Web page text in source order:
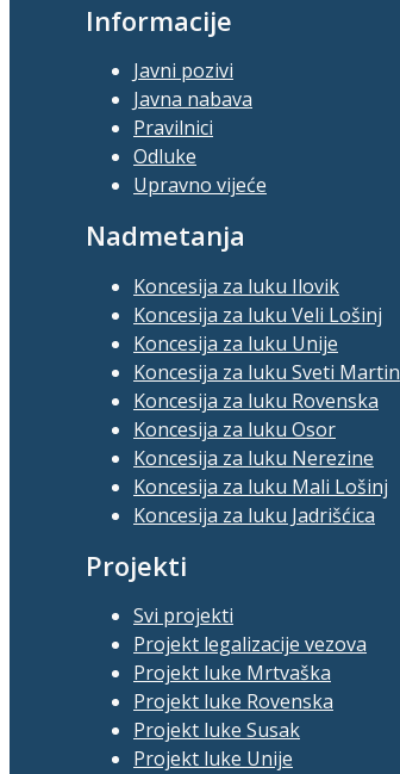
Informacije
Javni pozivi
Javna nabava
Pravilnici
Odluke
Upravno vijeće
Nadmetanja
Koncesija za luku Ilovik
Koncesija za luku Veli Lošinj
Koncesija za luku Unije
Koncesija za luku Sveti Martin
Koncesija za luku Rovenska
Koncesija za luku Osor
Koncesija za luku Nerezine
Koncesija za luku Mali Lošinj
Koncesija za luku Jadrišćica
Projekti
Svi projekti
Projekt legalizacije vezova
Projekt luke Mrtvaška
Projekt luke Rovenska
Projekt luke Susak
Projekt luke Unije